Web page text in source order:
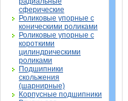
сферические
Роликовые упорные с
коническими роликами
Роликовые упорные с
короткими
цилиндрическими
роликами
Подшипники
скольжения
(шарнирные)
Корпусные подшипники